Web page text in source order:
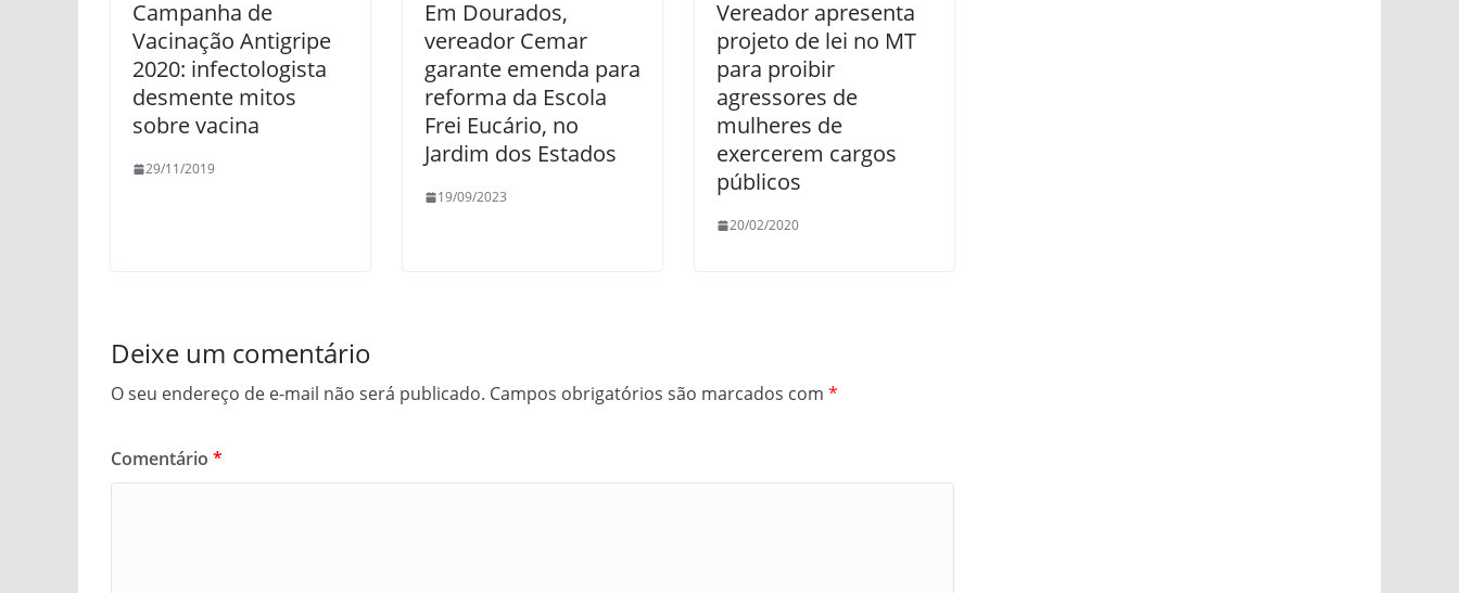
Campanha de
Vacinação Antigripe
2020: infectologista
desmente mitos
sobre vacina
29/11/2019
Em Dourados,
vereador Cemar
garante emenda para
reforma da Escola
Frei Eucário, no
Jardim dos Estados
19/09/2023
Vereador apresenta
projeto de lei no MT
para proibir
agressores de
mulheres de
exercerem cargos
públicos
20/02/2020
Deixe um comentário
O seu endereço de e-mail não será publicado. Campos obrigatórios são marcados com *
Comentário *